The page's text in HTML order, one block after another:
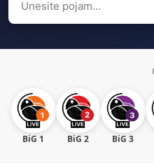
for:
BiG 1 BiG 2 BiG 3